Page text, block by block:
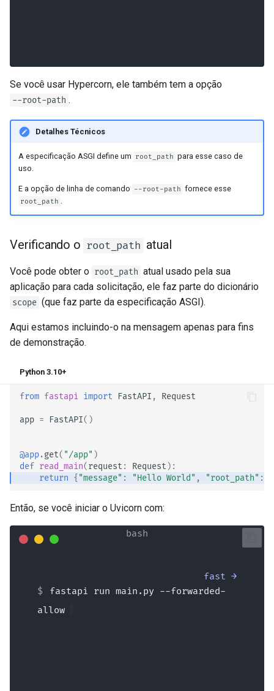
Se você usar Hypercorn, ele também tem a opção
--root-path .
Detalhes Técnicos
A especificação ASGI define um root_path para esse caso de
uso.
E a opção de linha de comando --root-path fornece esse
root_path .
Verificando o root_path atual
Você pode obter o root_path atual usado pela sua
aplicação para cada solicitação, ele faz parte do dicionário
scope (que faz parte da especificação ASGI).
Aqui estamos incluindo-o na mensagem apenas para fins
de demonstração.
Python 3.10+
from fastapi import FastAPI , Request
app = FastAPI()
@app.get( "/app" )
def read_main(request : Request ):
return { "message" : "Hello World" , "root_path" :
Então, se você iniciar o Uvicorn com:
fast →
fastapi run main.py --forwarded-
allow-ips="*" --root